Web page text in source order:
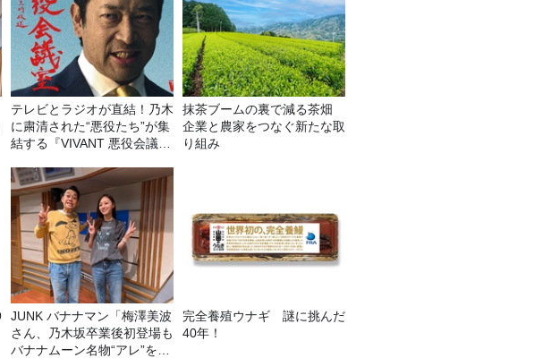
テレビとラジオが直結！乃木
に粛清された“悪役たち”が集
結する『VIVANT 悪役会議
抹茶ブームの裏で減る茶畑
企業と農家をつなぐ新たな取
り組み
JUNK バナナマン「梅澤美波
さん、乃木坂卒業後初登場も
バナナムーン名物“アレ”を喰
完全養殖ウナギ 謎に挑んだ
40年！